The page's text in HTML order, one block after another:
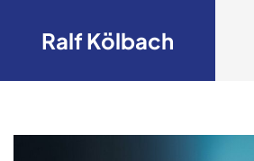
Ralf Kölbach